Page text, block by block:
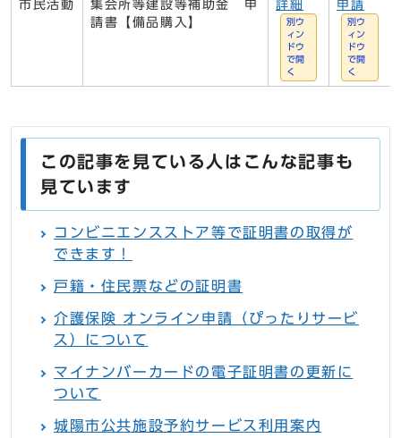
市民活動
集会所等建設等補助金 申
請書【備品購入】
詳細
別ウ
ィン
ドウ
で開
く
申請
別ウ
ィン
ドウ
で開
く
この記事を見ている人はこんな記事も
見ています
コンビニエンスストア等で証明書の取得が
できます！
戸籍・住民票などの証明書
介護保険 オンライン申請（ぴったりサービ
ス）について
マイナンバーカードの電子証明書の更新に
ついて
城陽市公共施設予約サービス利用案内